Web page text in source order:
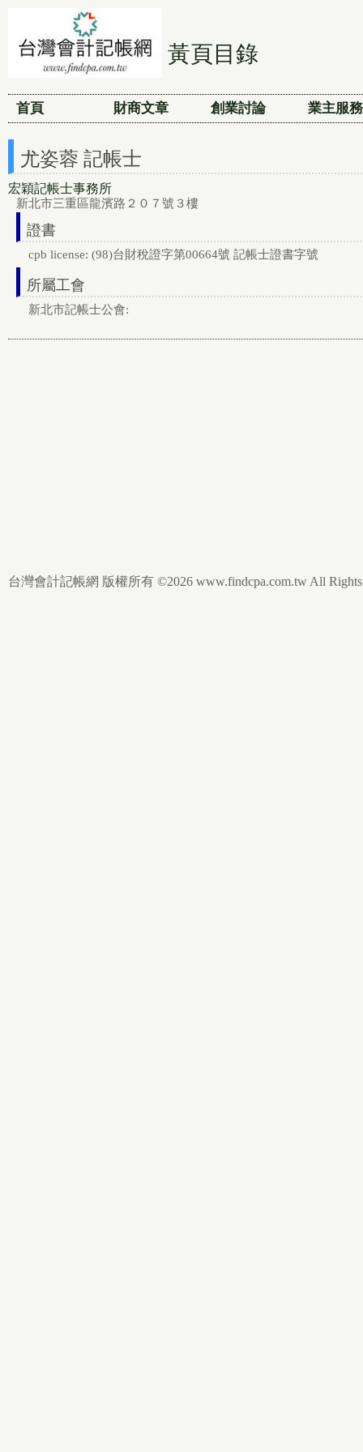
黃頁目錄
首頁 財商文章 創業討論 業主服務
尤姿蓉 記帳士
宏穎記帳士事務所
新北市三重區龍濱路２０７號３樓
證書
cpb license: (98)台財稅證字第00664號 記帳士證書字號
所屬工會
新北市記帳士公會:
台灣會計記帳網 版權所有 ©2026 www.findcpa.com.tw All Rights